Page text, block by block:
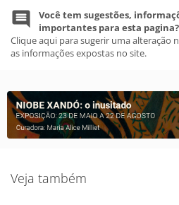
Você tem sugestões,
importantes para esta pagina?
Clique aqui para sugerir uma alteração
as informações expostas no site.
Veja também